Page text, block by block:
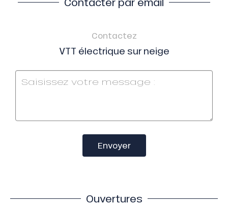
Contactez
VTT électrique sur neige
Envoyer
Ouvertures